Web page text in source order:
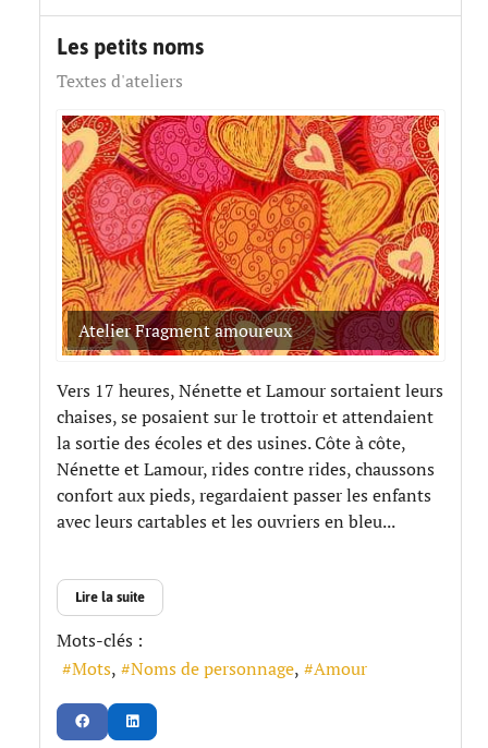
Les petits noms
Textes d'ateliers
Atelier Fragment amoureux
Vers 17 heures, Nénette et Lamour sortaient leurs
chaises, se posaient sur le trottoir et attendaient
la sortie des écoles et des usines. Côte à côte,
Nénette et Lamour, rides contre rides, chaussons
confort aux pieds, regardaient passer les enfants
avec leurs cartables et les ouvriers en bleu...
Lire la suite
Mots-clés :
Mots
Noms de personnage Amour